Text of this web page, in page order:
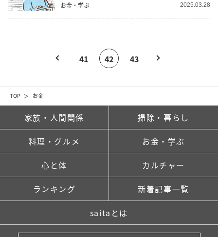
TOP お金
お金・学ぶ 2025.03.28
41 42 43
家族・人間関係 掃除・暮らし
料理・グルメ お金・学ぶ
心と体 カルチャー
ランキング 新着記事一覧
saitaとは